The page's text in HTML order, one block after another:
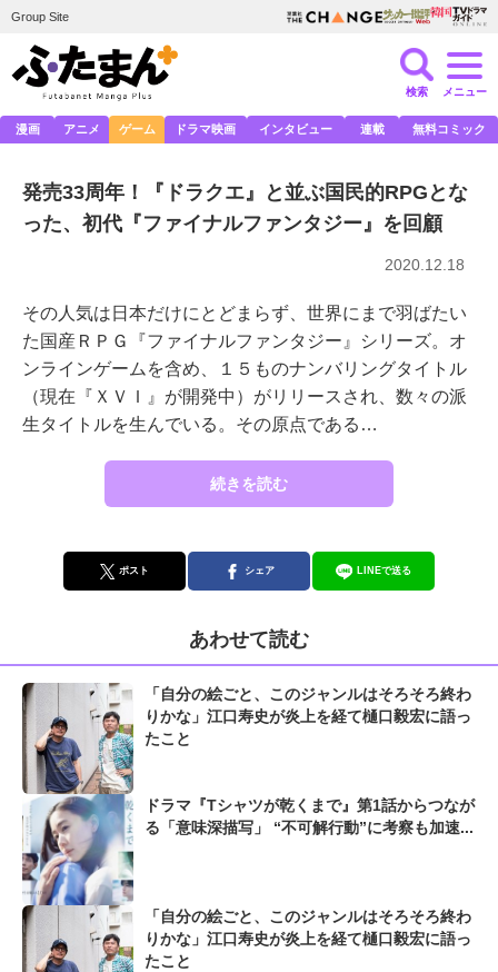
Group Site
検索 メニュー
漫画 アニメ ゲーム ドラマ映画 インタビュー 連載 無料コミック
発売33周年！『ドラクエ』と並ぶ国民的RPGとな
った、初代『ファイナルファンタジー』を回顧
2020.12.18
その人気は日本だけにとどまらず、世界にまで羽ばたい
た国産ＲＰＧ『ファイナルファンタジー』シリーズ。オ
ンラインゲームを含め、１５ものナンバリングタイトル
（現在『ＸＶＩ』が開発中）がリリースされ、数々の派
生タイトルを生んでいる。その原点である…
続きを読む
ポスト シェア LINEで送る
あわせて読む
「自分の絵ごと、このジャンルはそろそろ終わ
りかな」江口寿史が炎上を経て樋口毅宏に語っ
たこと
ドラマ『Tシャツが乾くまで』第1話からつなが
る「意味深描写」 “不可解行動”に考察も加速...
「自分の絵ごと、このジャンルはそろそろ終わ
りかな」江口寿史が炎上を経て樋口毅宏に語っ
たこと